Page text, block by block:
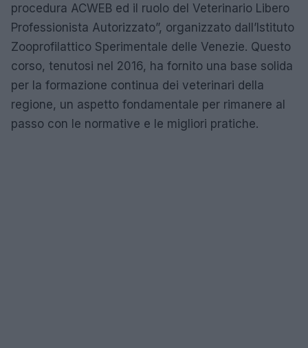
procedura ACWEB ed il ruolo del Veterinario Libero
Professionista Autorizzato”, organizzato dall’Istituto
Zooprofilattico Sperimentale delle Venezie. Questo
corso, tenutosi nel 2016, ha fornito una base solida
per la formazione continua dei veterinari della
regione, un aspetto fondamentale per rimanere al
passo con le normative e le migliori pratiche.